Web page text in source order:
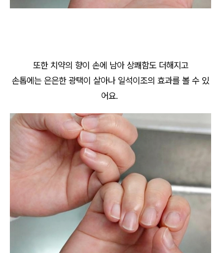
또한 치약의 향이 손에 남아 상쾌함도 더해지고
손톱에는 은은한 광택이 살아나 일석이조의 효과를 볼 수 있
어요.